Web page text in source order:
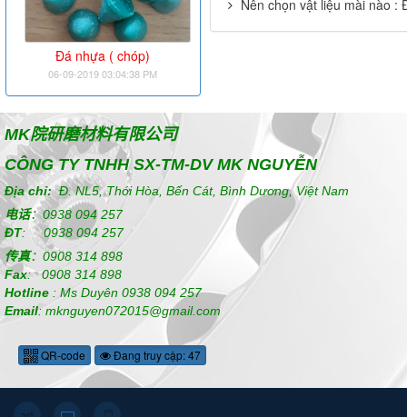
Nên chọn vật liệu mài nào :
Đá nhựa ( chóp)
06-09-2019 03:04:38 PM
MK院研磨材料有限公司
CÔNG TY TNHH SX-TM-DV MK NGUYỄN
Địa chỉ: Đ. NL5, Thới Hòa, Bến Cát, Bình Dương, Việt Nam
电话：0938 094 257
ĐT:0938 094 257
传真： 0908 314 898
Fax:0908 314 898
Hotline : Ms Duyên 0938 094 257
Email: mknguyen072015@gmail.com
QR-code Đang truy cập: 47